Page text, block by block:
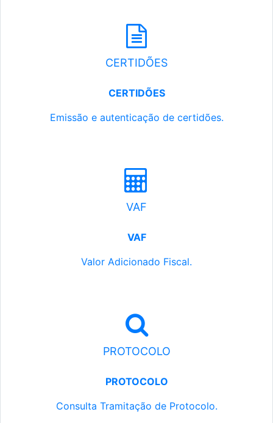
CERTIDÕES
CERTIDÕES
Emissão e autenticação de certidões.
VAF
VAF
Valor Adicionado Fiscal.
PROTOCOLO
PROTOCOLO
Consulta Tramitação de Protocolo.